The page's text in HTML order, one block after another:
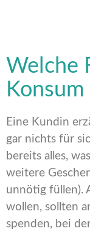
Welche
Eine Kundin
gar nichts für
bereits alles,
weitere
unnötig füllen).
wollen, sollten
spenden, bei